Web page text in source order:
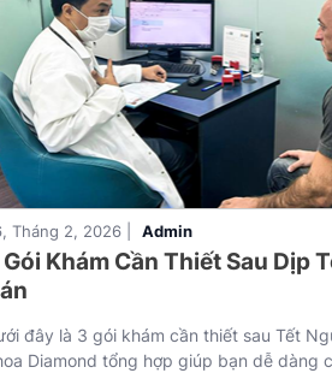
Tháng 2, 2026 | Admin
Khám Cần Thiết Sau Dịp
đây là 3 gói khám cần thiết sau Tết
Diamond tổng hợp giúp bạn dễ dàng